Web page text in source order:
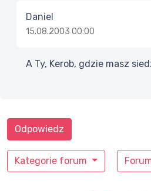
Daniel
15.08.2003 00:00
A Ty, Kerob, gdzie masz
Kategorie forum
Odpowiedz